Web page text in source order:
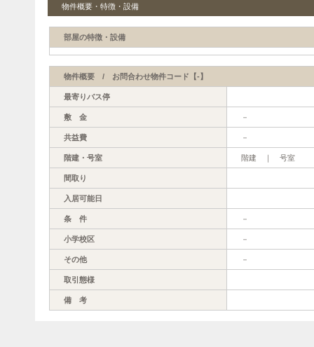
物件概要・特徴・設備
部屋の特徴・設備
物件概要 / お問合わせ物件コード【-】
最寄りバス停
敷 金 －
共益費 －
階建・号室 階建 ｜ 号室
間取り
入居可能日
条 件 －
小学校区 －
その他 －
取引態様
備 考